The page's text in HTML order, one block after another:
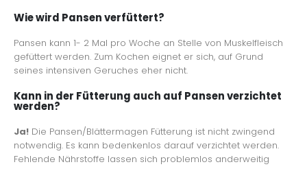
Wie wird Pansen verfüttert?
Pansen kann 1- 2 Mal pro Woche an Stelle von Muskelfleisch
gefüttert werden. Zum Kochen eignet er sich, auf Grund
seines intensiven Geruches eher nicht.
Kann in der Fütterung auch auf Pansen verzichtet
werden?
Ja! Die Pansen/Blättermagen Fütterung ist nicht zwingend
notwendig. Es kann bedenkenlos darauf verzichtet werden.
Fehlende Nährstoffe lassen sich problemlos anderweitig